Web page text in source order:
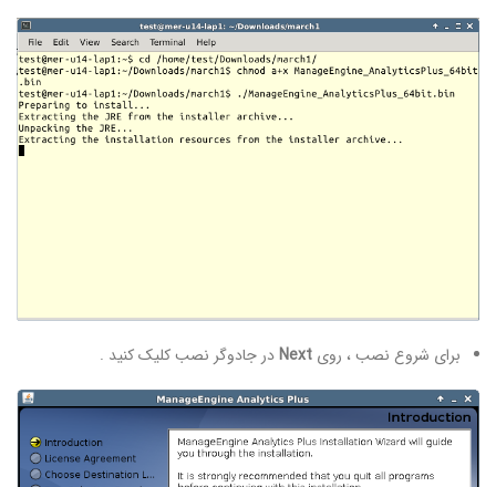
برای شروع نصب ، روی Nextدر جادوگر نصب کلیک کنید .